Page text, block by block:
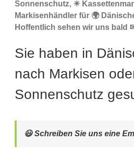
Sonnenschutz, ☀
Markisenhändler für 🌍
Hoffentlich sehen wir uns bald
Sie haben in
nach Markisen
Sonnenschutz
😃 Schreiben Sie uns eine